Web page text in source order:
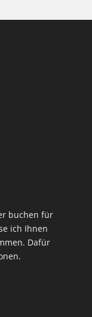
buchen für
ich Ihnen
Dafür